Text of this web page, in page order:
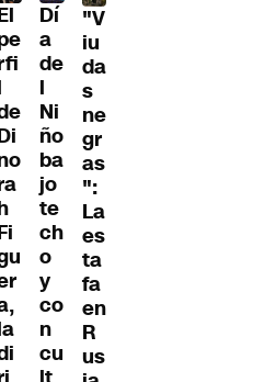
Dí
a
de
l
Ni
ño
ba
jo
te
ch
o
y
co
n
cu
"V
iu
da
s
ne
gr
as
":
La
es
ta
fa
en
R
us